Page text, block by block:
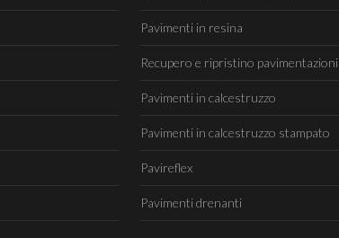
Pavimenti in resina
Recupero e ripristino pavimentazioni
Pavimenti in calcestruzzo
Pavimenti in calcestruzzo stampato
Pavireflex
Pavimenti drenanti